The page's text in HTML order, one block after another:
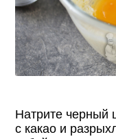
Натрите черный
с какао и